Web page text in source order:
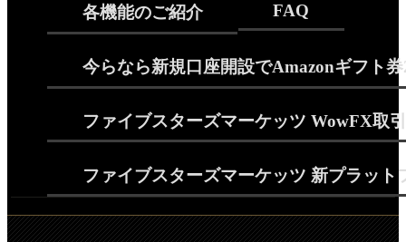
各機能のご紹介 FAQ
今らなら新規口座開設でAmazonギフト
ファイブスターズマーケッツ WowFX取引
ファイブスターズマーケッツ 新プラッ